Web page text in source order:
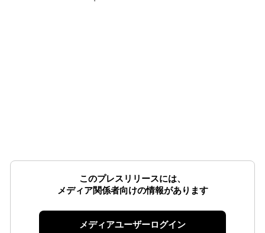
このプレスリリースには、
メディア関係者向けの情報があります
メディアユーザーログイン